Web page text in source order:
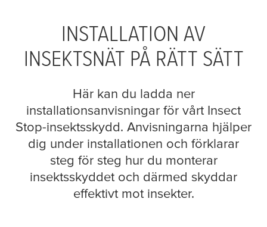
INSTALLATION AV
INSEKTSNÄT PÅ RÄTT SÄTT
Här kan du ladda ner
installationsanvisningar för vårt Insect
Stop-insektsskydd. Anvisningarna hjälper
dig under installationen och förklarar
steg för steg hur du monterar
insektsskyddet och därmed skyddar
effektivt mot insekter.